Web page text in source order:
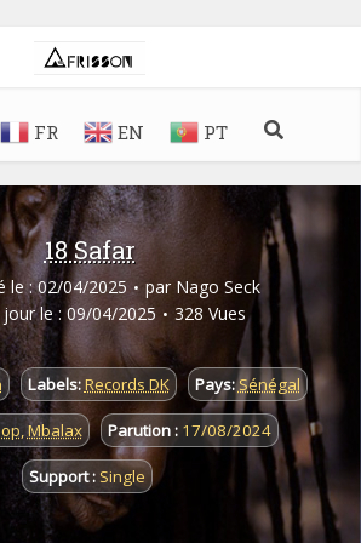
FR EN PT
18 Safar
le : 02/04/2025 par Nago Seck
le : 09/04/2025
328 Vues
Labels:Records DK Pays:Sénégal
,Mbalax Parution : 17/08/2024
Support :Single